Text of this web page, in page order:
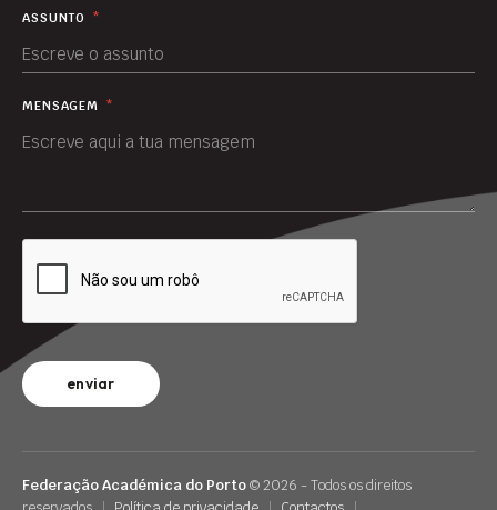
ASSUNTO *
MENSAGEM *
enviar
Federação Académica do Porto© 2026 - Todos os direitos